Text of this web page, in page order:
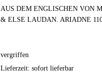
AUS DEM ENGLISCHEN VON
& ELSE LAUDAN. ARIADNE
vergriffen
Lieferzeit: sofort lieferbar